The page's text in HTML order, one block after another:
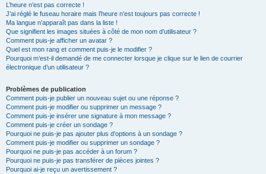
L’heure n’est pas correcte !
J’ai réglé le fuseau horaire mais l’heure n’est toujours pas correcte !
Ma langue n’apparaît pas dans la liste !
Que signifient les images situées à côté de mon nom d’utilisateur ?
Comment puis-je afficher un avatar ?
Quel est mon rang et comment puis-je le modifier ?
Pourquoi m’est-il demandé de me connecter lorsque je clique sur le lien de courrier
électronique d’un utilisateur ?
Problèmes de publication
Comment puis-je publier un nouveau sujet ou une réponse ?
Comment puis-je modifier ou supprimer un message ?
Comment puis-je insérer une signature à mon message ?
Comment puis-je créer un sondage ?
Pourquoi ne puis-je pas ajouter plus d’options à un sondage ?
Comment puis-je modifier ou supprimer un sondage ?
Pourquoi ne puis-je pas accéder à un forum ?
Pourquoi ne puis-je pas transférer de pièces jointes ?
Pourquoi ai-je reçu un avertissement ?